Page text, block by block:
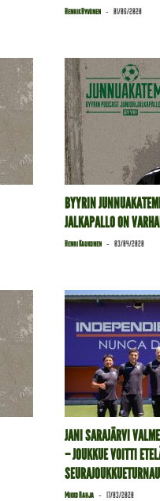
Henrik Hyvönen - 01/06/2020
BYYRIN
JALKAPALLO ON
Henri Kaukonen - 03/04/2020
JANI SARAJÄRVI
– JOUKKUE VOITTI
Mikko Rahja - 17/03/2020